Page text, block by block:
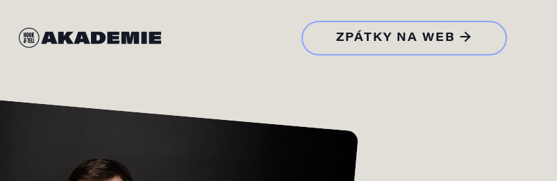
ZPÁTKY NA WEB →